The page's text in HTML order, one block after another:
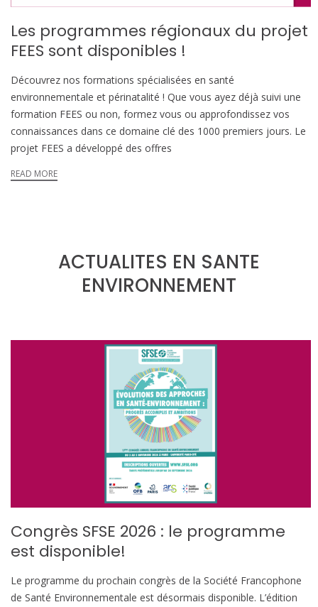
Les programmes régionaux du projet
FEES sont disponibles !
Découvrez nos formations spécialisées en santé
environnementale et périnatalité ! Que vous ayez déjà suivi une
formation FEES ou non, formez vous ou approfondissez vos
connaissances dans ce domaine clé des 1000 premiers jours. Le
projet FEES a développé des offres
READ MORE
ACTUALITES EN SANTE
ENVIRONNEMENT
Congrès SFSE 2026 : le programme
est disponible!
Le programme du prochain congrès de la Société Francophone
de Santé Environnementale est désormais disponible. L’édition